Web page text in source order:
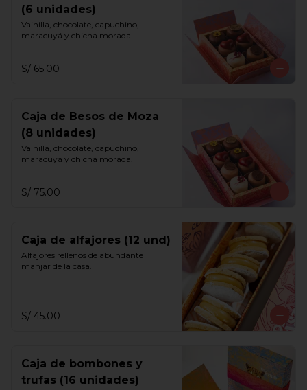
(6 unidades)
Vainilla, chocolate, capuchino,
maracuyá y chicha morada.
S/ 65.00
Caja de Besos de Moza
(8 unidades)
Vainilla, chocolate, capuchino,
maracuyá y chicha morada.
S/ 75.00
Caja de alfajores (12 und)
Alfajores rellenos de abundante
manjar de la casa.
S/ 45.00
Caja de bombones y
trufas (16 unidades)